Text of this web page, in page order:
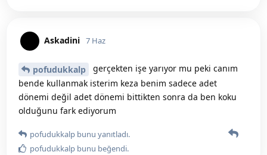
Askadini 7 Haz
pofudukkalp
gerçekten işe yarıyor mu peki canım
bende kullanmak isterim keza benim sadece adet
dönemi değil adet dönemi bittikten sonra da ben koku
olduğunu fark ediyorum
pofudukkalp bunu yanıtladı.
pofudukkalp bunu beğendi.